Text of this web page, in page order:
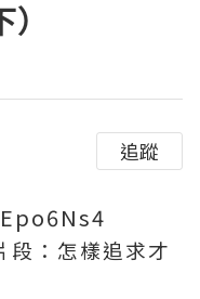
追蹤
段：怎樣追求才